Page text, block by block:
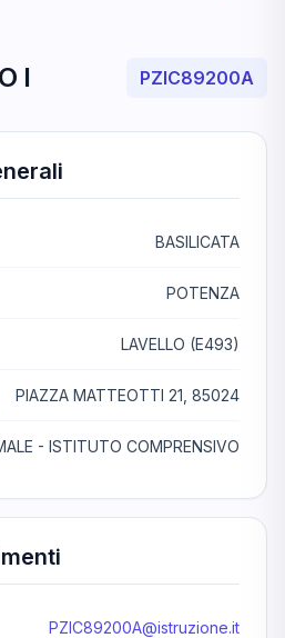
I PZIC89200A
BASILICATA
POTENZA
LAVELLO (E493)
PIAZZA MATTEOTTI 21, 85024
- ISTITUTO COMPRENSIVO
PZIC89200A@istruzione.it